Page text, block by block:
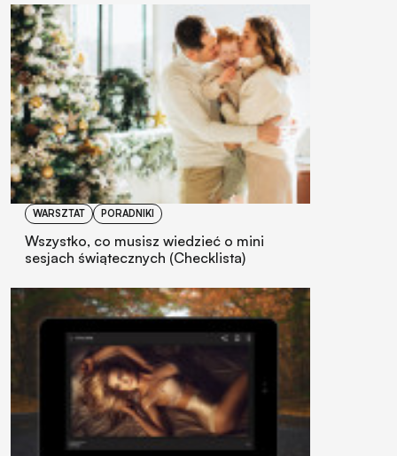
WARSZTAT PORADNIKI
Wszystko, co musisz wiedzieć o mini
sesjach świątecznych (Checklista)